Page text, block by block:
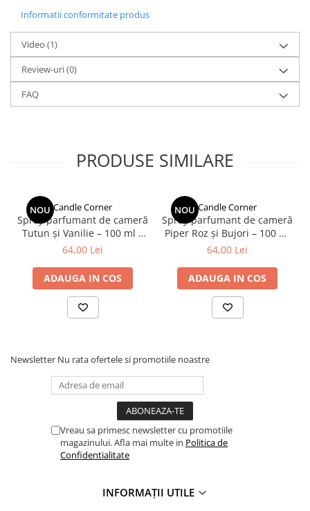
Informatii conformitate produs
Video (1)
Review-uri(0)
FAQ
PRODUSE SIMILARE
NOU Candle Corner
Spray parfumant de cameră
Tutun și Vanilie – 100 ml |
Parfum ambiental premium
64,00 Lei
ADAUGA IN COS
NOU Candle Corner
Spray parfumant de cameră
Piper Roz și Bujori – 100 ml
| Parfum ambiental floral
64,00 Lei
ADAUGA IN COS
Newsletter Nu rata ofertele si promotiile noastre
Vreau sa primesc newsletter cu promotiile
magazinului. Afla mai multe in Politica de
Confidentialitate
INFORMAȚII UTILE